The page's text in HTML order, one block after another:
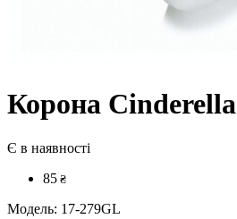
Корона Cinderella
Є в наявності
85 ₴
Модель: 17-279GL